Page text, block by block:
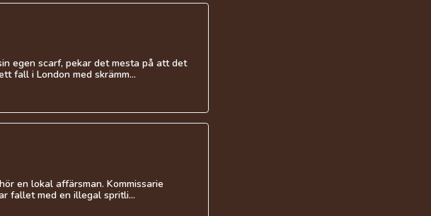
egen scarf, pekar det mesta på att det
fall i London med skrämm...
en lokal affärsman. Kommissarie
fallet med en illegal spritli...